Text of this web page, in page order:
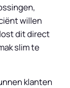
willen
dit direct
slim te
klanten